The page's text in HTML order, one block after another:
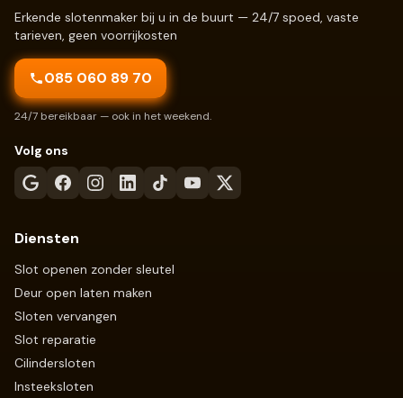
Erkende slotenmaker bij u in de buurt — 24/7 spoed, vaste
tarieven, geen voorrijkosten
085 060 89 70
24/7 bereikbaar — ook in het weekend.
Volg ons
Diensten
Slot openen zonder sleutel
Deur open laten maken
Sloten vervangen
Slot reparatie
Cilindersloten
Insteeksloten